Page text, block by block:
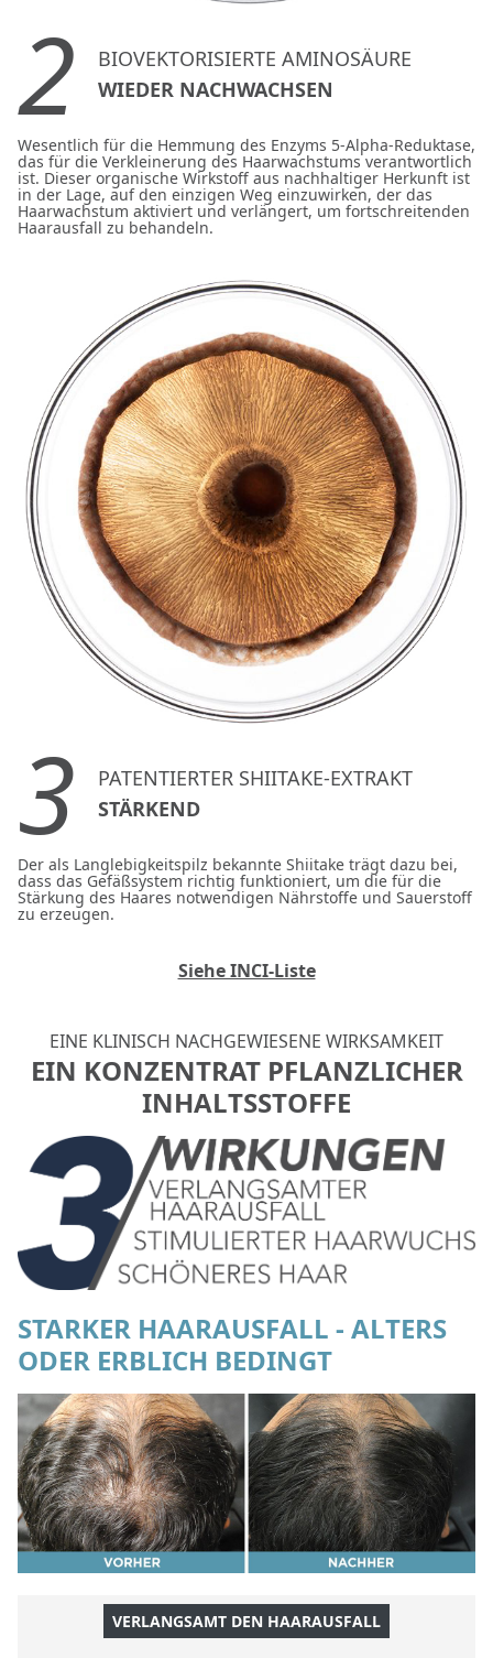
2
BIOVEKTORISIERTE AMINOSÄURE
WIEDER NACHWACHSEN
Wesentlich für die Hemmung des Enzyms 5-Alpha-Reduktase,
das für die Verkleinerung des Haarwachstums verantwortlich
ist. Dieser organische Wirkstoff aus nachhaltiger Herkunft ist
in der Lage, auf den einzigen Weg einzuwirken, der das
Haarwachstum aktiviert und verlängert, um fortschreitenden
Haarausfall zu behandeln.
3
PATENTIERTER SHIITAKE-EXTRAKT
STÄRKEND
Der als Langlebigkeitspilz bekannte Shiitake trägt dazu bei,
dass das Gefäßsystem richtig funktioniert, um die für die
Stärkung des Haares notwendigen Nährstoffe und Sauerstoff
zu erzeugen.
Siehe INCI-Liste
EINE KLINISCH NACHGEWIESENE WIRKSAMKEIT
EIN KONZENTRAT PFLANZLICHER
INHALTSSTOFFE
STARKER HAARAUSFALL - ALTERS
ODER ERBLICH BEDINGT
VERLANGSAMT DEN HAARAUSFALL